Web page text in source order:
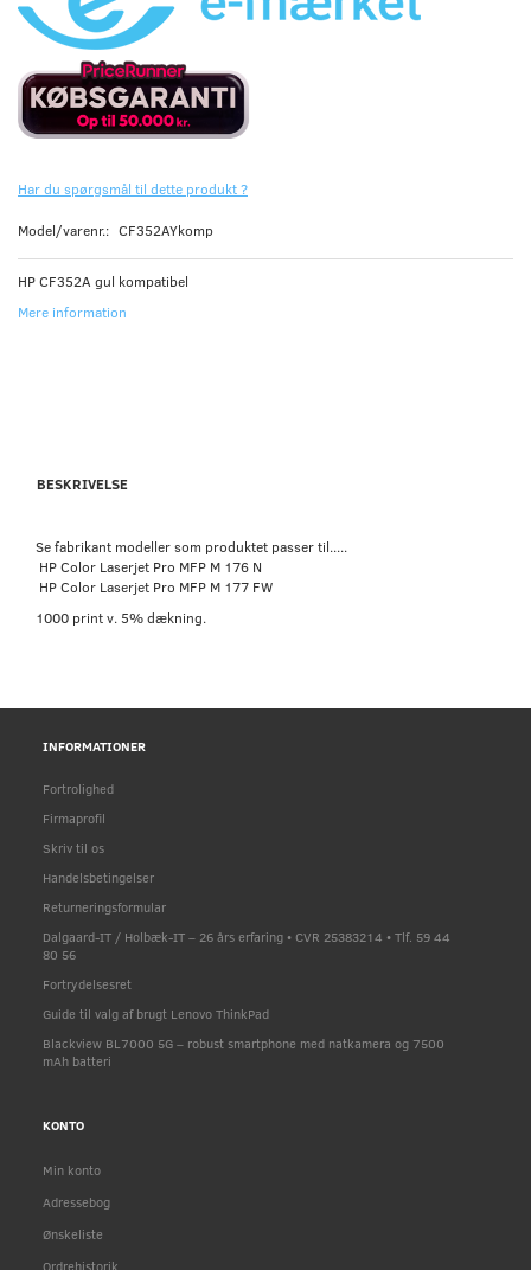
Har du spørgsmål til dette produkt ?
Model/varenr.: CF352AYkomp
HP CF352A gul kompatibel
Mere information
BESKRIVELSE
Se fabrikant modeller som produktet passer til.....
HP Color Laserjet Pro MFP M 176 N
HP Color Laserjet Pro MFP M 177 FW
1000 print v. 5% dækning.
INFORMATIONER
Fortrolighed
Firmaprofil
Skriv til os
Handelsbetingelser
Returneringsformular
Dalgaard-IT / Holbæk-IT – 26 års erfaring • CVR 25383214 • Tlf. 59 44
80 56
Fortrydelsesret
Guide til valg af brugt Lenovo ThinkPad
Blackview BL7000 5G – robust smartphone med natkamera og 7500
mAh batteri
KONTO
Min konto
Adressebog
Ønskeliste
Ordrehistorik